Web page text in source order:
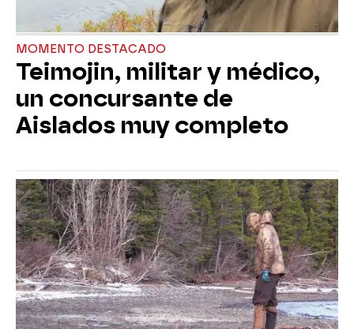
MOMENTO DESTACADO
Teimojin, militar y médico,
un concursante de
Aislados muy completo